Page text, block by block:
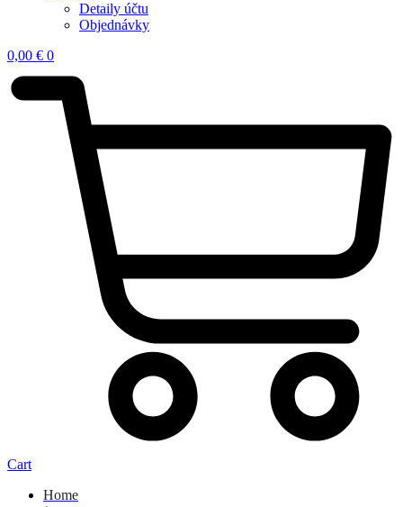
Detaily účtu
Objednávky
0,00 € 0
Cart
Home